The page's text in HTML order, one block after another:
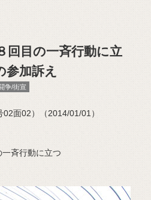
目の一斉行動に立
加訴え
争/街宣
面02）（2014/01/01）
斉行動に立つ